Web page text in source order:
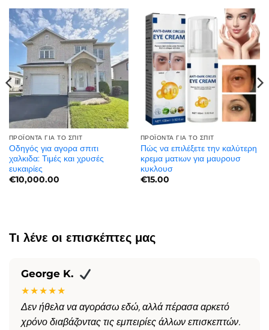
ΠΡΟΪΌΝΤΑ ΓΙΑ ΤΟ ΣΠΊΤ
Οδηγός για αγορα σπιτι
χαλκιδα: Τιμές και χρυσές
ευκαιρίες
€10,000.00
ΠΡΟΪΌΝΤΑ ΓΙΑ ΤΟ ΣΠΊΤ
Πώς να επιλέξετε την καλύτερη
κρεμα ματιων για μαυρουσ
κυκλουσ​
€15.00
Τι λένε οι επισκέπτες μας
George K.
★★★★★
Δεν ήθελα να αγοράσω εδώ, αλλά πέρασα αρκετό
χρόνο διαβάζοντας τις εμπειρίες άλλων επισκεπτών.